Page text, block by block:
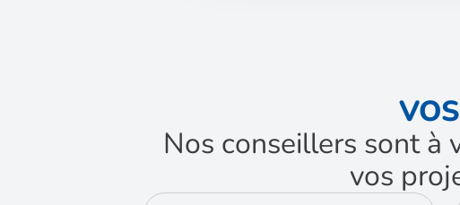
Nos conseillers sont à
vos